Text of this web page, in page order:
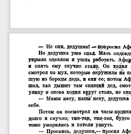
•—  Не  спи,  дедушка! — допросил
Но  дедушка  уже  спад.  Мать
укрыла  одеялом  и  ушла  работать.
и  опять  ему  скучно  стало.  Он  ходил
смотрел на мух, которые окружили на
шую из  бороды деда, и  ели ее;  потом
шал,  как  дышит  там  спящий  дед,
улицу и  снова ходил  врруг  стола,  не
—  Мамы  нету,  папы' нету,  дедушка
себе.
Потом  он  посмотрел  на  часы-
долго  и  скучно;  тик-так,  тик-так,
тоже  уморились  и  хотели  уонуть.
—  Проснись,  дедушка,— просил